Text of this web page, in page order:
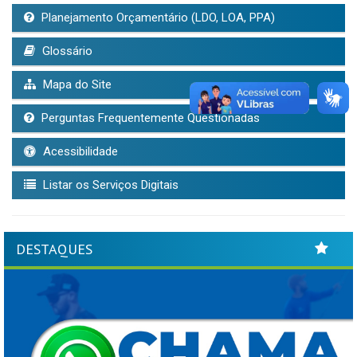
Planejamento Orçamentário (LDO, LOA, PPA)
Glossário
Mapa do Site
Perguntas Frequentemente Questionadas
Acessibilidade
Listar os Serviços Digitais
DESTAQUES